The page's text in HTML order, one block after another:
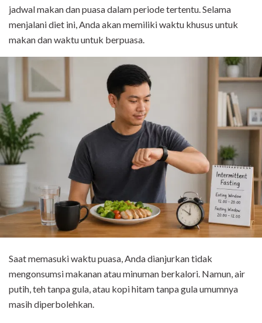
jadwal makan dan puasa dalam periode tertentu. Selama
menjalani diet ini, Anda akan memiliki waktu khusus untuk
makan dan waktu untuk berpuasa.
Saat memasuki waktu puasa, Anda dianjurkan tidak
mengonsumsi makanan atau minuman berkalori. Namun, air
putih, teh tanpa gula, atau kopi hitam tanpa gula umumnya
masih diperbolehkan.